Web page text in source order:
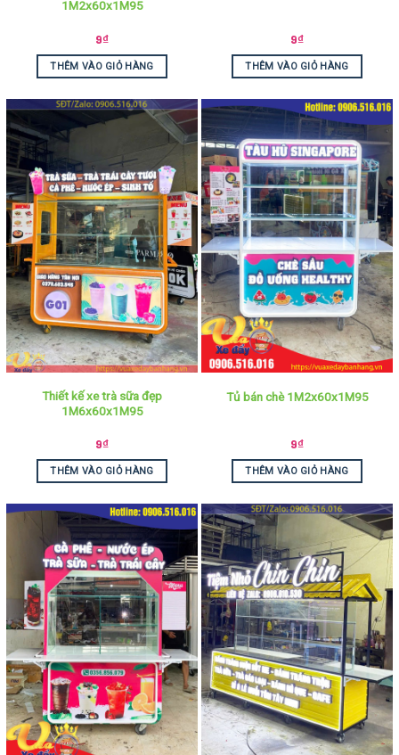
1M2x60x1M95
9₫
THÊM VÀO GIỎ HÀNG
9₫
THÊM VÀO GIỎ HÀNG
Thiết kế xe trà sữa đẹp
1M6x60x1M95
9₫
THÊM VÀO GIỎ HÀNG
Tủ bán chè 1M2x60x1M95
9₫
THÊM VÀO GIỎ HÀNG